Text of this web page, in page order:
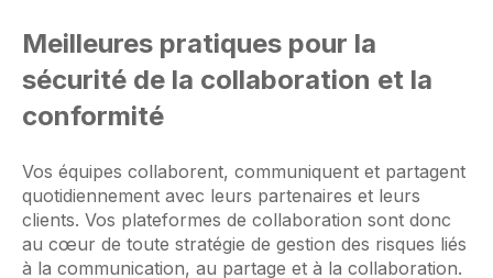
Meilleures pratiques pour la
sécurité de la collaboration et la
conformité
Vos équipes collaborent, communiquent et partagent
quotidiennement avec leurs partenaires et leurs
clients. Vos plateformes de collaboration sont donc
au cœur de toute stratégie de gestion des risques liés
à la communication, au partage et à la collaboration.